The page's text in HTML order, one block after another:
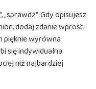
„sprawdź”. Gdy opisujesz
dodaj zdanie wprost:
pięknie wyrówna
się indywidualna
niż najbardziej